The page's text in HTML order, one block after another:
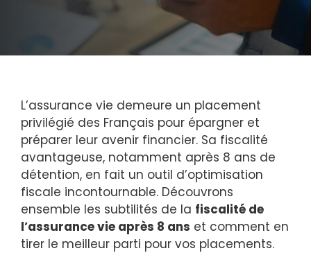
L’assurance vie demeure un placement
privilégié des Français pour épargner et
préparer leur avenir financier. Sa fiscalité
avantageuse, notamment après 8 ans de
détention, en fait un outil d’optimisation
fiscale incontournable. Découvrons
ensemble les subtilités de la fiscalité de
l’assurance vie après 8 ans et comment en
tirer le meilleur parti pour vos placements.